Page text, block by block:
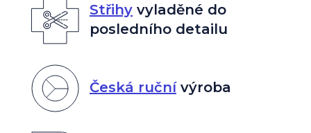
Střihyvyladěné do
posledního detailu
Česká ručnívýroba